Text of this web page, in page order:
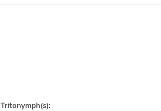
Tritonymph(s):